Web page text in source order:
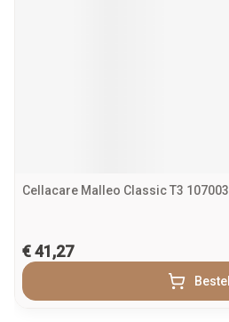
Cellacare Malleo Classic T3 107003
€ 41,27
Bestel